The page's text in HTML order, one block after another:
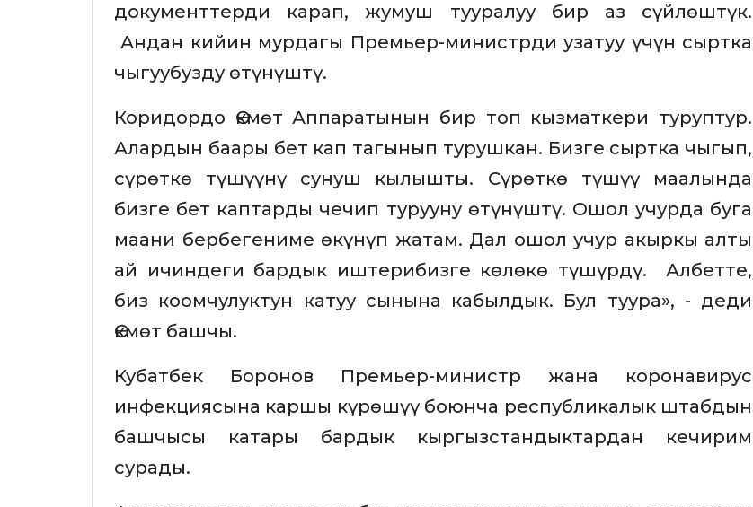
документтерди карап, жумуш тууралуу бир аз сүйлөштүк.
Андан кийин мурдагы Премьер-министрди узатуу үчүн сыртка
чыгуубузду өтүнүштү.
Коридордо Өкмөт Аппаратынын бир топ кызматкери туруптур.
Алардын баары бет кап тагынып турушкан. Бизге сыртка чыгып,
сүрөткө түшүүнү сунуш кылышты. Сүрөткө түшүү маалында
бизге бет каптарды чечип турууну өтүнүштү. Ошол учурда буга
маани бербегениме өкүнүп жатам. Дал ошол учур акыркы алты
ай ичиндеги бардык иштерибизге көлөкө түшүрдү. Албетте,
биз коомчулуктун катуу сынына кабылдык. Бул туура», - деди
Өкмөт башчы.
Кубатбек Боронов Премьер-министр жана коронавирус
инфекциясына каршы күрөшүү боюнча республикалык штабдын
башчысы катары бардык кыргызстандыктардан кечирим
сурады.